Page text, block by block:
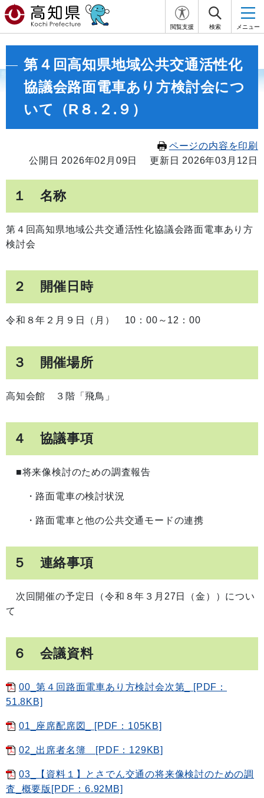
閲覧支援 検索 メニュー
第４回高知県地域公共交通活性化
協議会路面電車あり方検討会につ
いて（R８.２.９）
ページの内容を印刷
公開日 2026年02月09日
更新日 2026年03月12日
１ 名称
第４回高知県地域公共交通活性化協議会路面電車あり方
検討会
２ 開催日時
令和８年２月９日（月） 10：00～12：00
３ 開催場所
高知会館 ３階「飛鳥」
４ 協議事項
■将来像検討のための調査報告
・路面電車の検討状況
・路面電車と他の公共交通モードの連携
５ 連絡事項
次回開催の予定日（令和８年３月27日（金））につい
て
６ 会議資料
00_第４回路面電車あり方検討会次第_ [PDF：
51.8KB]
01_座席配席図_ [PDF：105KB]
02_出席者名簿 [PDF：129KB]
03_【資料１】とさでん交通の将来像検討のための調
査_概要版[PDF：6.92MB]